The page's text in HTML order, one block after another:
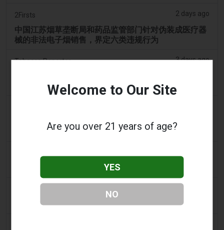
2Firsts 2 days ago
中国江苏烟草垄断局和药品监管部门针对伪装成医疗器
械的非法电子烟销售，界定六类违规行为
Tobacco Reporter 3 days ago
Tobacco Reporter
利润高于学生：价值十亿美元的电子烟丑闻正在毒害纳
米比亚的未来领导者
少年在曼多拉法院因黑天鹅电子烟视频被起诉
3 days ago
趣味性电子烟应用在智能手机上依然可以获取
Welcome to Our Site
Are you over 21 years of age?
YES
NO